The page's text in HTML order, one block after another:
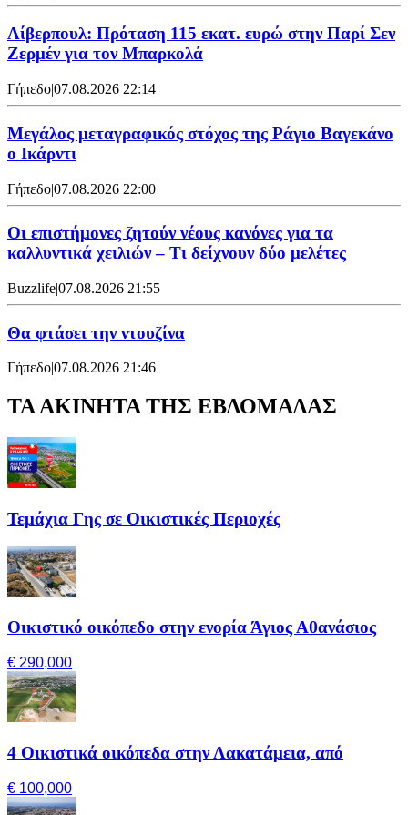
Λίβερπουλ: Πρόταση 115 εκατ. ευρώ στην Παρί Σεν
Ζερμέν για τον Μπαρκολά
Γήπεδο|07.08.2026 22:14
Μεγάλος μεταγραφικός στόχος της Ράγιο Βαγεκάνο
ο Ικάρντι
Γήπεδο|07.08.2026 22:00
Οι επιστήμονες ζητούν νέους κανόνες για τα
καλλυντικά χειλιών – Τι δείχνουν δύο μελέτες
Buzzlife|07.08.2026 21:55
Θα φτάσει την ντουζίνα
Γήπεδο|07.08.2026 21:46
ΤΑ ΑΚΙΝΗΤΑ ΤΗΣ ΕΒΔΟΜΑΔΑΣ
Τεμάχια Γης σε Οικιστικές Περιοχές
Οικιστικό οικόπεδο στην ενορία Άγιος Αθανάσιος
€ 290,000
4 Οικιστικά οικόπεδα στην Λακατάμεια, από
€ 100,000